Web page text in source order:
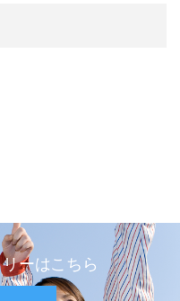
ーはこちら